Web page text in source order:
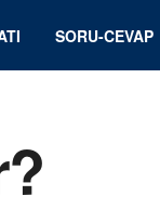
SORU-CEVAP